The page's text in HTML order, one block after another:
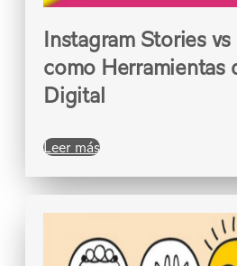
Instagram Stories vs
como Herramientas
Digital
Leer más